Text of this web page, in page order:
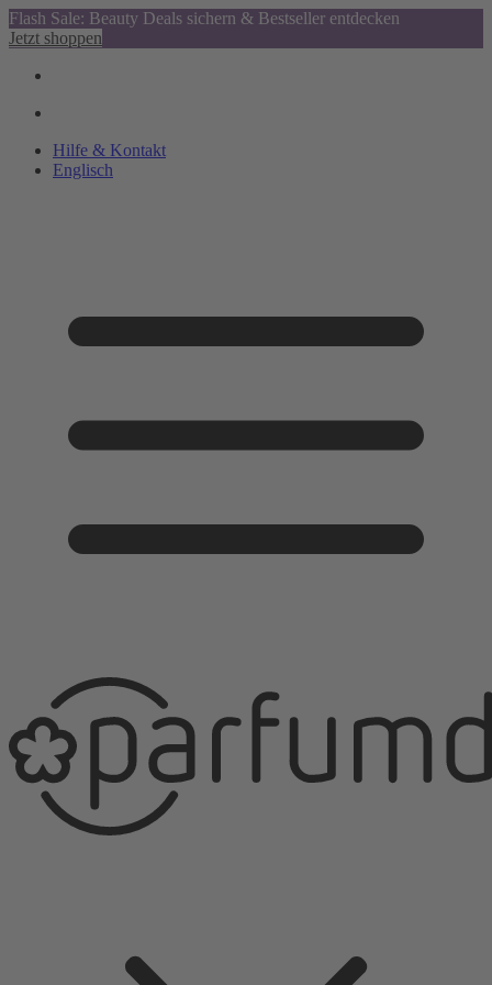
Flash Sale: Beauty Deals sichern & Bestseller entdecken
Jetzt shoppen
Hilfe & Kontakt
Englisch